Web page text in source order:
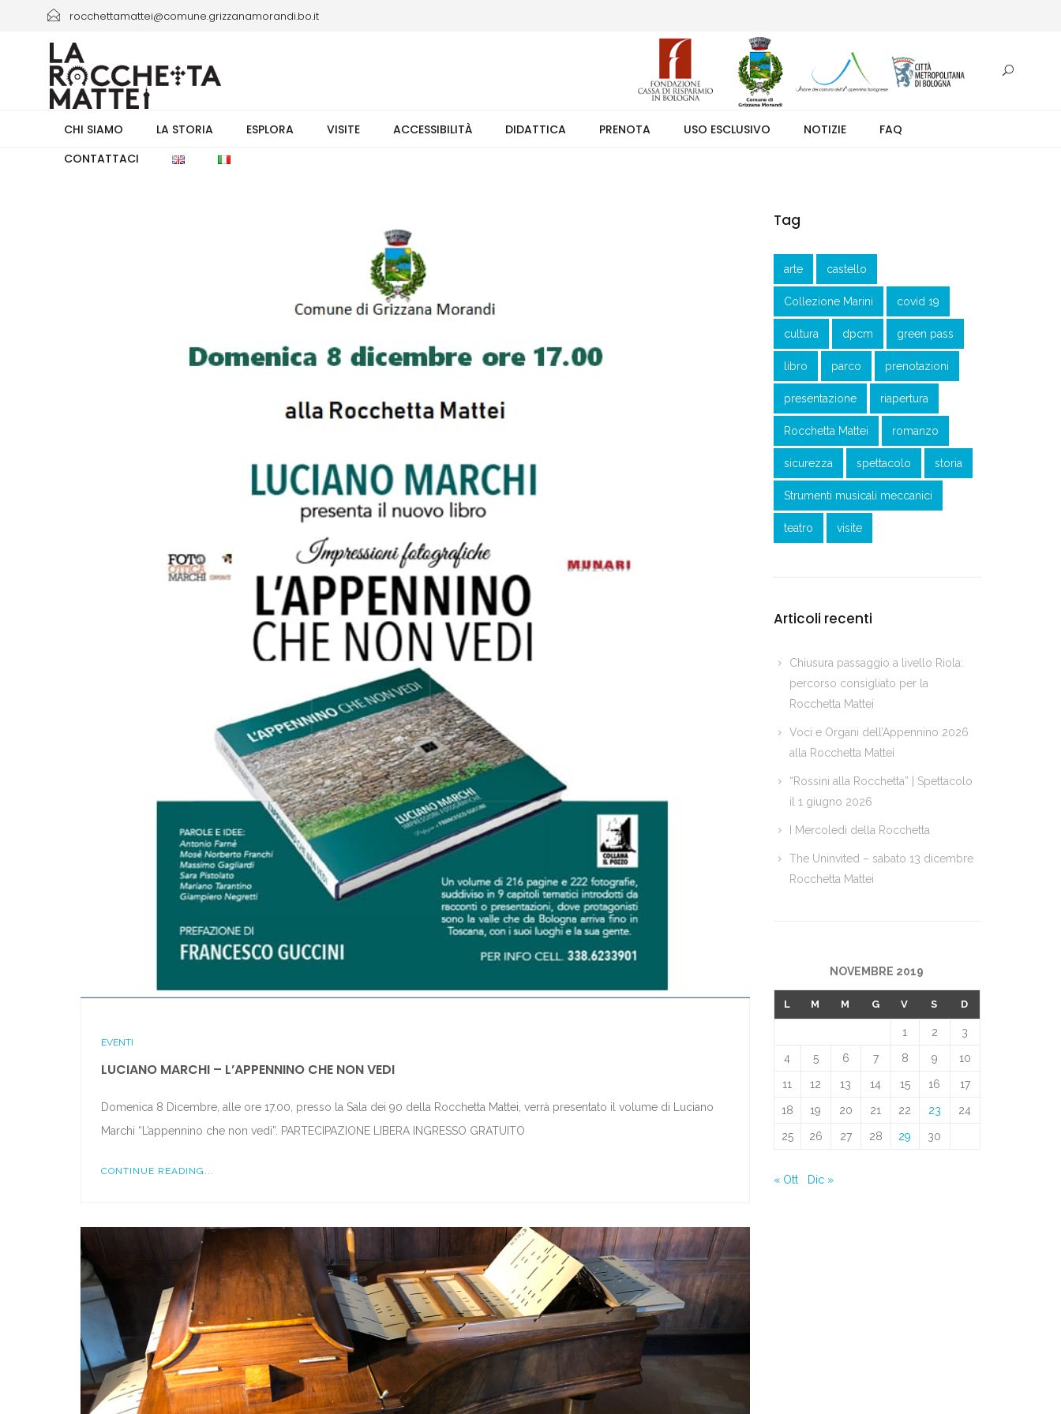
rocchettamattei@comune.grizzanamorandi.bo.it
+39 3661433941/+39 051 6730335 orario 8.00-13.30 (weekend +39 351 7373891 orario 9.00-17.30). Ingresso solo su prenotazione.
CHI SIAMO LA STORIA ESPLORA VISITE ACCESSIBILITÀ DIDATTICA PRENOTA USO ESCLUSIVO NOTIZIE
FAQ
CONTATTACI
EVENTI
LUCIANO MARCHI – L’APPENNINO CHE NON VEDI
Domenica 8 Dicembre, alle ore 17.00, presso la Sala dei 90 della Rocchetta Mattei, verrà presentato il volume di Luciano
Marchi “L’appennino che non vedi”. PARTECIPAZIONE LIBERA INGRESSO GRATUITO
CONTINUE READING...
Tag
arte castello
Collezione Marini covid 19
cultura dpcm green pass
libro parco prenotazioni
presentazione riapertura
Rocchetta Mattei romanzo
sicurezza spettacolo storia
Strumenti musicali meccanici
teatro visite
Articoli recenti
Chiusura passaggio a livello Riola:
percorso consigliato per la
Rocchetta Mattei
Voci e Organi dell’Appennino 2026
alla Rocchetta Mattei
“Rossini alla Rocchetta” | Spettacolo
il 1 giugno 2026
I Mercoledì della Rocchetta
The Uninvited – sabato 13 dicembre
Rocchetta Mattei
NOVEMBRE 2019
L M M G V S D
1 2 3
4 5 6 7 8 9 10
11 12 13 14 15 16 17
18 19 20 21 22 23 24
25 26 27 28 29 30
« Ott Dic »